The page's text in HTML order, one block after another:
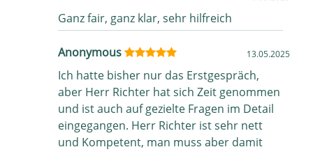
Ganz fair, ganz klar, sehr hilfreich
Anonymous 13.05.2025
Ich hatte bisher nur das Erstgespräch,
aber Herr Richter hat sich Zeit genommen
und ist auch auf gezielte Fragen im Detail
eingegangen. Herr Richter ist sehr nett
und Kompetent, man muss aber damit